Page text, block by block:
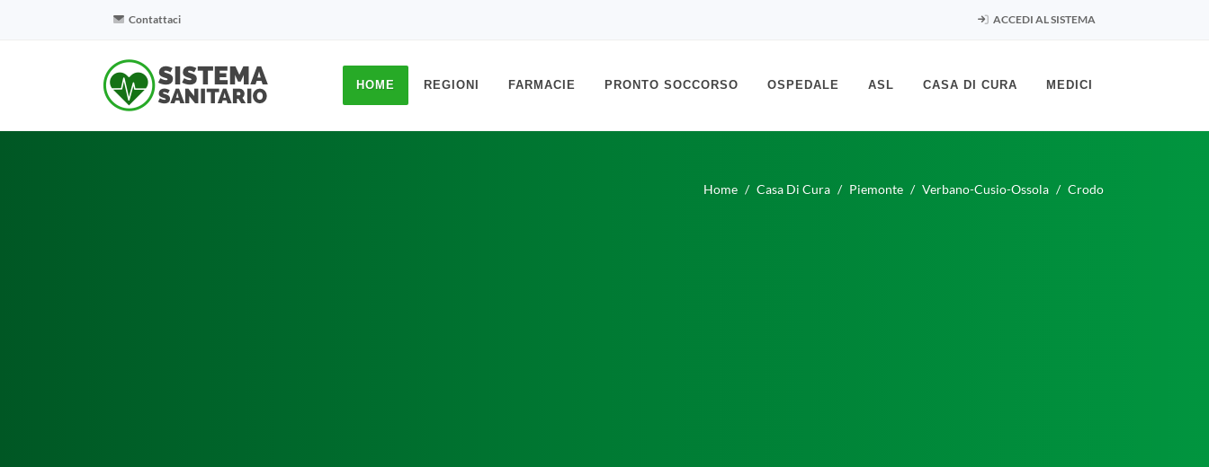
Contattaci ACCEDI AL SISTEMA
HOME REGIONI FARMACIE PRONTO SOCCORSO OSPEDALE ASL CASA DI CURA MEDICI
Home Casa Di Cura Piemonte Verbano-Cusio-Ossola Crodo